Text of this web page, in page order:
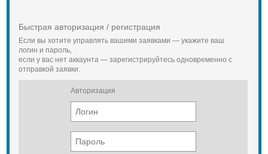
Быстрая авторизация / регистрация
Если вы хотите управлять вашими заявками — укажите ваш
логин и пароль,
если у вас нет аккаунта — зарегистрируйтесь одновременно с
отправкой заявки.
Авторизация